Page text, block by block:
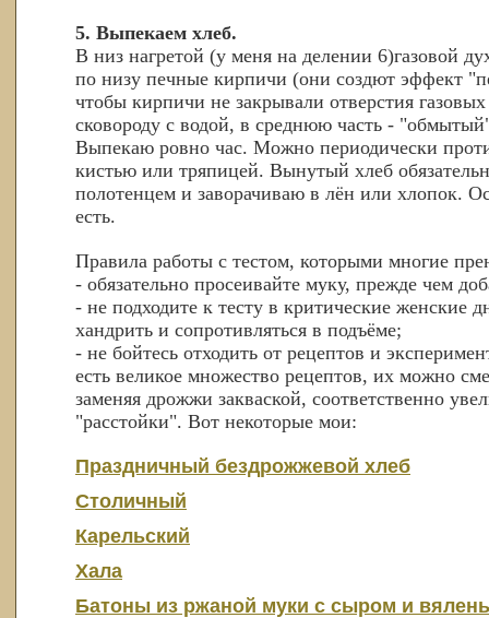
5. Выпекаем хлеб.
В низ нагретой (у меня на делении 6)газовой
по низу печные кирпичи (они создют эффект
чтобы кирпичи не закрывали отверстия
сковороду с водой, в среднюю часть -
Выпекаю ровно час. Можно периодически
кистью или тряпицей. Вынутый хлеб
полотенцем и заворачиваю в лён или хлопок.
есть.
Правила работы с тестом, которыми многие
- обязательно просеивайте муку, прежде чем
- не подходите к тесту в критические женские
хандрить и сопротивляться в подъёме;
- не бойтесь отходить от рецептов и
есть великое множество рецептов, их можно
заменяя дрожжи закваской, соответственно
"расстойки". Вот некоторые мои:
Праздничный бездрожжевой хлеб
Столичный
Карельский
Хала
Батоны из ржаной муки с сыром и